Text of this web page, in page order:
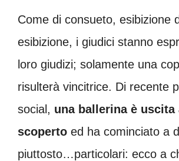
Come di consueto, esibizione
esibizione, i giudici stanno
loro giudizi; solamente una
risulterà vincitrice. Di recente
social, una ballerina è uscita
scoperto ed ha cominciato a
piuttosto…particolari: ecco a